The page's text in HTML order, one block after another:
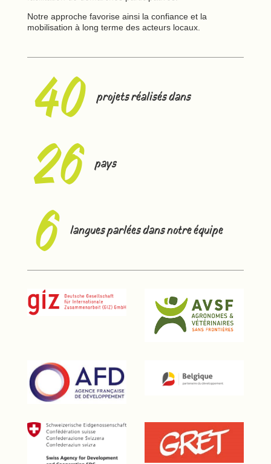
Notre approche favorise ainsi la confiance et la
mobilisation à long terme des acteurs locaux.
40 projets réalisés dans
26 pays
6 langues parlées dans notre équipe